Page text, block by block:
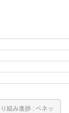
組み進捗 : ベネッ